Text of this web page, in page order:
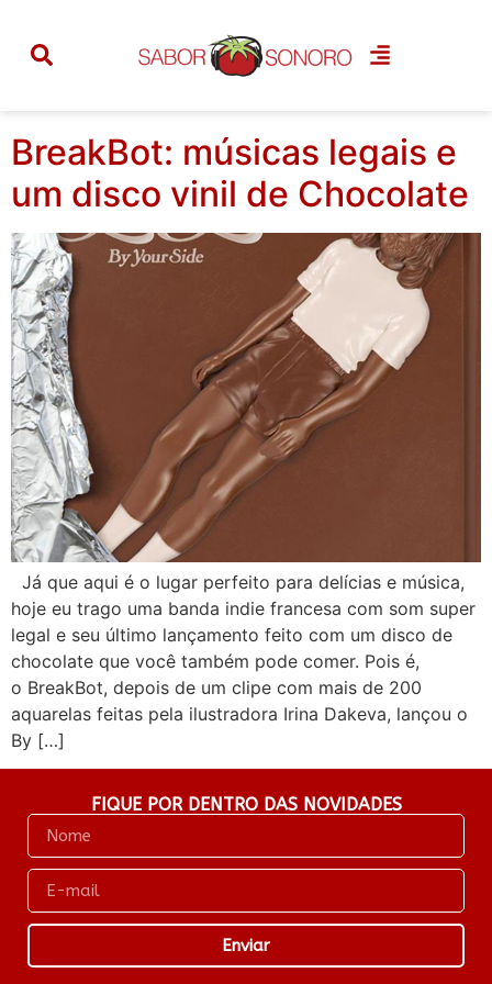
Categoria:
comestível
BreakBot: músicas legais e
um disco vinil de Chocolate
Já que aqui é o lugar perfeito para delícias e música,
hoje eu trago uma banda indie francesa com som super
legal e seu último lançamento feito com um disco de
chocolate que você também pode comer. Pois é,
o BreakBot, depois de um clipe com mais de 200
aquarelas feitas pela ilustradora Irina Dakeva, lançou o
By […]
FIQUE POR DENTRO DAS NOVIDADES
Enviar